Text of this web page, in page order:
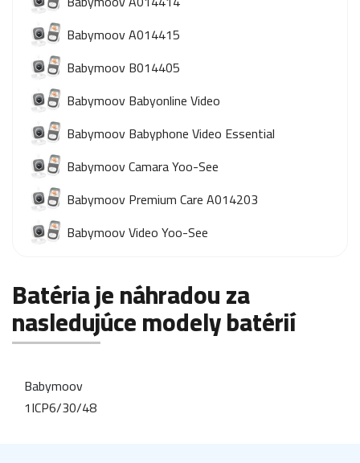
Babymoov A014415
Babymoov B014405
Babymoov Babyonline Video
Babymoov Babyphone Video Essential
Babymoov Camara Yoo-See
Babymoov Premium Care A014203
Babymoov Video Yoo-See
Batéria je náhradou za
nasledujúce modely batérií
Babymoov
1ICP6/30/48